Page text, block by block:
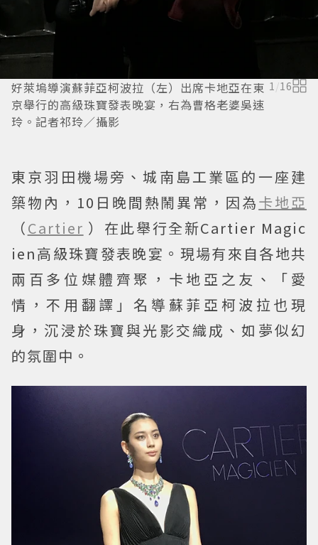
好萊塢導演蘇菲亞柯波拉（左）出席卡地亞在東
京舉行的高級珠寶發表晚宴，右為曹格老婆吳速
玲。記者祁玲／攝影
1 /16
東京羽田機場旁、城南島工業區的一座建
築物內，10日晚間熱鬧異常，因為卡地亞
（Cartier ）在此舉行全新Cartier Magic
ien高級珠寶發表晚宴。現場有來自各地共
兩百多位媒體齊聚，卡地亞之友、「愛
情，不用翻譯」名導蘇菲亞柯波拉也現
身，沉浸於珠寶與光影交織成、如夢似幻
的氛圍中。